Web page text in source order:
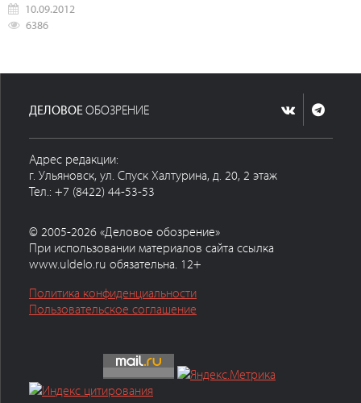
10.09.2012
6386
ДЕЛОВОЕОБОЗРЕНИЕ
Адрес редакции:
г. Ульяновск, ул. Спуск Халтурина, д. 20, 2 этаж
Тел.: +7 (8422) 44-53-53
© 2005-2026 «Деловое обозрение»
При использовании материалов сайта ссылка
www.uldelo.ru обязательна. 12+
Политика конфиденциальности
Пользовательское соглашение